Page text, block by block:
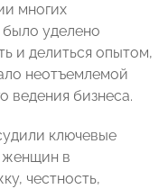
многих
уделено
и делиться опытом,
неотъемлемой
ведения бизнеса.
ключевые
женщин в
честность,